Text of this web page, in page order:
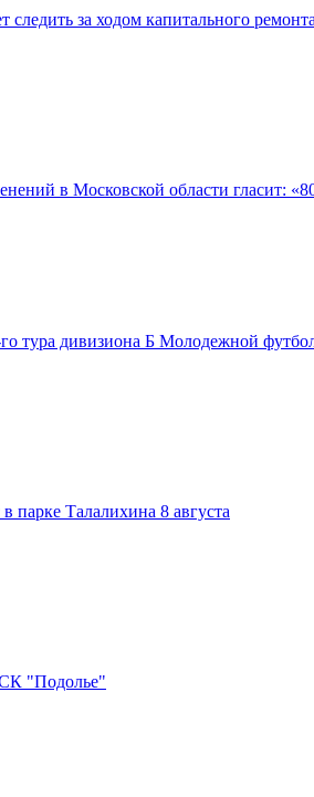
за ходом капитального
в Московской области гласит:
тура дивизиона Б Молодежной
парке Талалихина 8 августа
СК "Подолье"